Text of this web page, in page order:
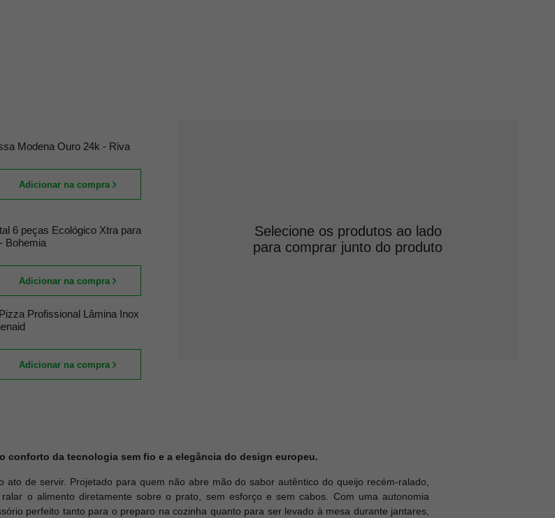
Modena Ouro 24k - Riva
Adicionar na compra
6 peças Ecológico Xtra para
Bohemia
Adicionar na compra
Profissional Lâmina Inox
Adicionar na compra
Selecione os produtos ao lado
para comprar junto do produto
conforto da tecnologia sem fio e a elegância do design europeu.
de servir. Projetado para quem não abre mão do sabor autêntico do queijo recém-ralado,
o alimento diretamente sobre o prato, sem esforço e sem cabos. Com uma autonomia
perfeito tanto para o preparo na cozinha quanto para ser levado à mesa durante jantares,